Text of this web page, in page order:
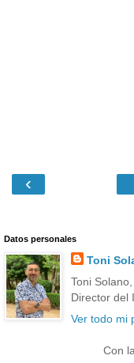
‹
Datos personales
Toni
Toni
Director del
Ver todo mi
Con